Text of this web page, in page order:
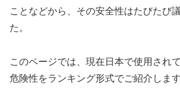
ことなどから、その安全性はたびたび
た。
このページでは、現在日本で使用され
危険性をランキング形式でご紹介します